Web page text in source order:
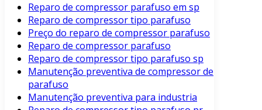
Reparo de compressor parafuso em sp
Reparo de compressor tipo parafuso
Preço do reparo de compressor parafuso
Reparo de compressor parafuso
Reparo de compressor tipo parafuso sp
Manutenção preventiva de compressor de
parafuso
Manutenção preventiva para industria